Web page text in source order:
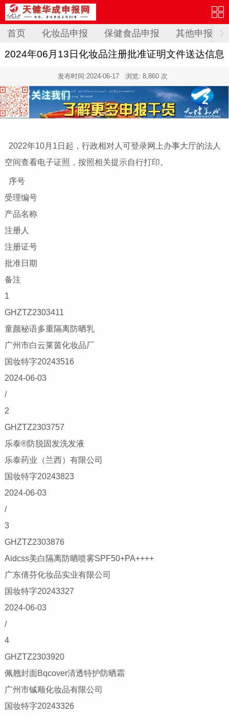
首页 化妆品申报 保健食品申报 其他申报
2024年06月13日化妆品注册批准证明文件送达信息
发布时间:2024-06-17 浏览: 8,860 次
2022年10月1日起，行政相对人可登录网上办事大厅的法人
空间查看电子证照，按照相关提示自行打印。
序号
受理编号
产品名称
注册人
注册证号
批准日期
备注
1
GHZTZ2303411
童颜秘语多重隔离防晒乳
广州市白云莱茵化妆品厂
国妆特字20243516
2024-06-03
/
2
GHZTZ2303757
乐泰®防脱固发洗发液
乐泰药业（兰西）有限公司
国妆特字20243823
2024-06-03
/
3
GHZTZ2303876
Aidcss美白隔离防晒喷雾SPF50+PA++++
广东倩芬化妆品实业有限公司
国妆特字20243327
2024-06-03
/
4
GHZTZ2303920
佩翘封面Bqcover清透特护防晒霜
广州市铖顺化妆品有限公司
国妆特字20243326